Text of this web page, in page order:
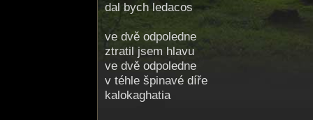
dal bych ledacos
ve dvě odpoledne
ztratil jsem hlavu
ve dvě odpoledne
v téhle špinavé díře
kalokaghatia